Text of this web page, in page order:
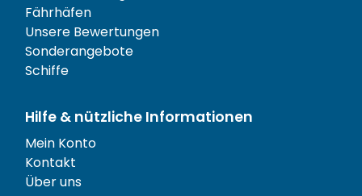
Fährhäfen
Unsere Bewertungen
Sonderangebote
Schiffe
Hilfe & nützliche Informationen
Mein Konto
Kontakt
Über uns